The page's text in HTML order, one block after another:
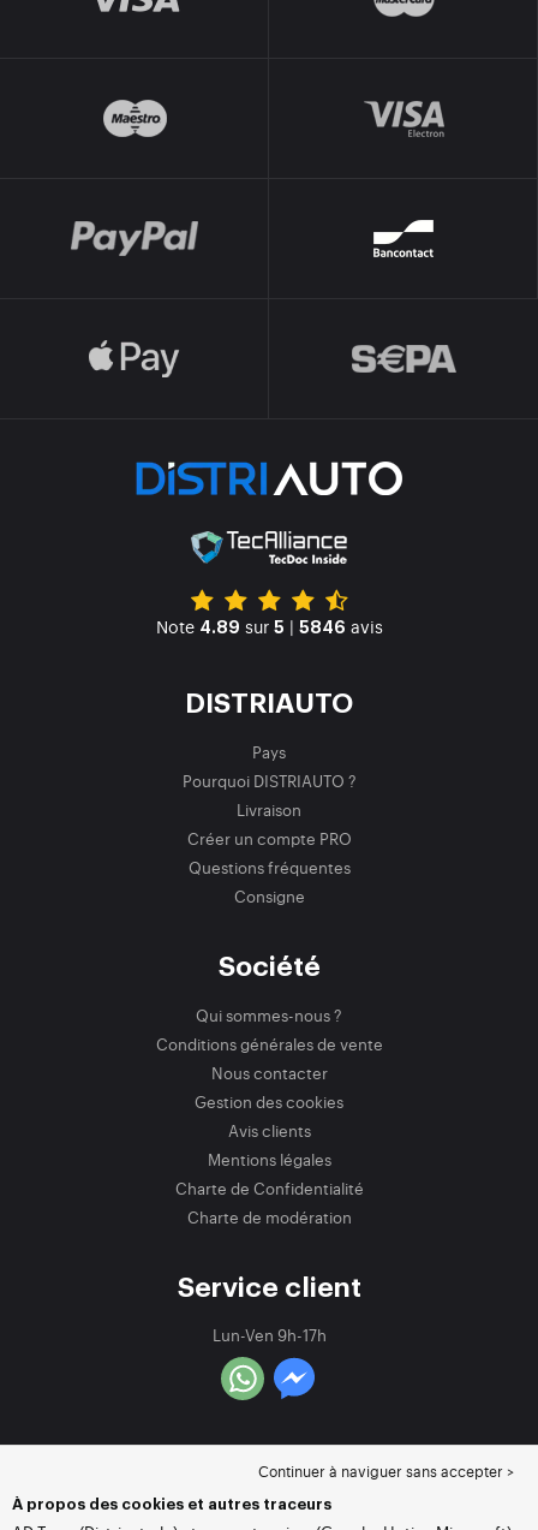
Note 4.89 sur 5 | 5846 avis
DISTRIAUTO
Pays
Pourquoi DISTRIAUTO ?
Livraison
Créer un compte PRO
Questions fréquentes
Consigne
Société
Qui sommes-nous ?
Conditions générales de vente
Nous contacter
Gestion des cookies
Avis clients
Mentions légales
Charte de Confidentialité
Charte de modération
Service client
Lun-Ven 9h-17h
Continuer à naviguer sans accepter >
À propos des cookies et autres traceurs